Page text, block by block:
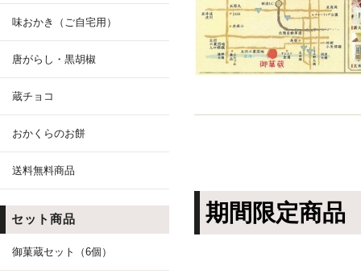
味おかき（ご自宅用）
唐がらし・黒胡椒
蔵チョコ
おかくらのお餅
送料無料商品
セット商品
御菓蔵セット（6個）
期間限定商品